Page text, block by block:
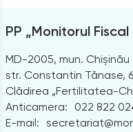
PP „Monitorul Fiscal
MD-2005, mun. Chișinău
str. Constantin Tănase, 6
Clădirea „Fertilitatea-
Anticamera:
022 822
E-mail: